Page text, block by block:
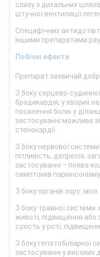
слизу з дихальних
штучної вентиляції
Специфічних антидотів
іншими препаратами
Побічні ефекти
Препарат зазвичай
З боку серцево-
брадикардія, у хворих
посилення болю у
застосуванні можливе
стенокардії.
З боку нервової
пітливість, депресія,
застосуванні – поява
симптомів паркінсонізму.
З боку органів зору: міоз.
З боку травної системи:
животі, підвищення або
сухість у роті,
З боку гепатобіліарної
застосуванні у